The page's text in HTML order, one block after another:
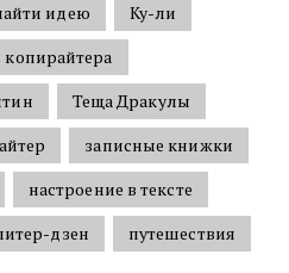
идею
Ку-ли
копирайтера
Теща Дракулы
записные книжки
настроение в тексте
дзен
путешествия